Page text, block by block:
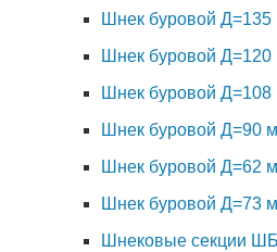
Шнек буровой
Шнек буровой
Шнек буровой
Шнек буровой Д=90
Шнек буровой Д=62
Шнек буровой Д=73
Шнековые секции